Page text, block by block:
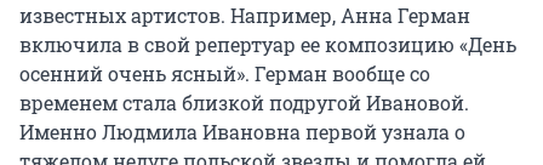
известных артистов. Например, Анна Герман
включила в свой репертуар ее композицию «День
осенний очень ясный». Герман вообще со
временем стала близкой подругой Ивановой.
Именно Людмила Ивановна первой узнала о